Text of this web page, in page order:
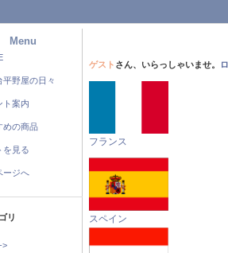
Menu
平野屋の日々
ト案内
めの商品
を見る
ージへ
リ
>
ゲスト さん、いらっしゃいませ。
フランス
スペイン